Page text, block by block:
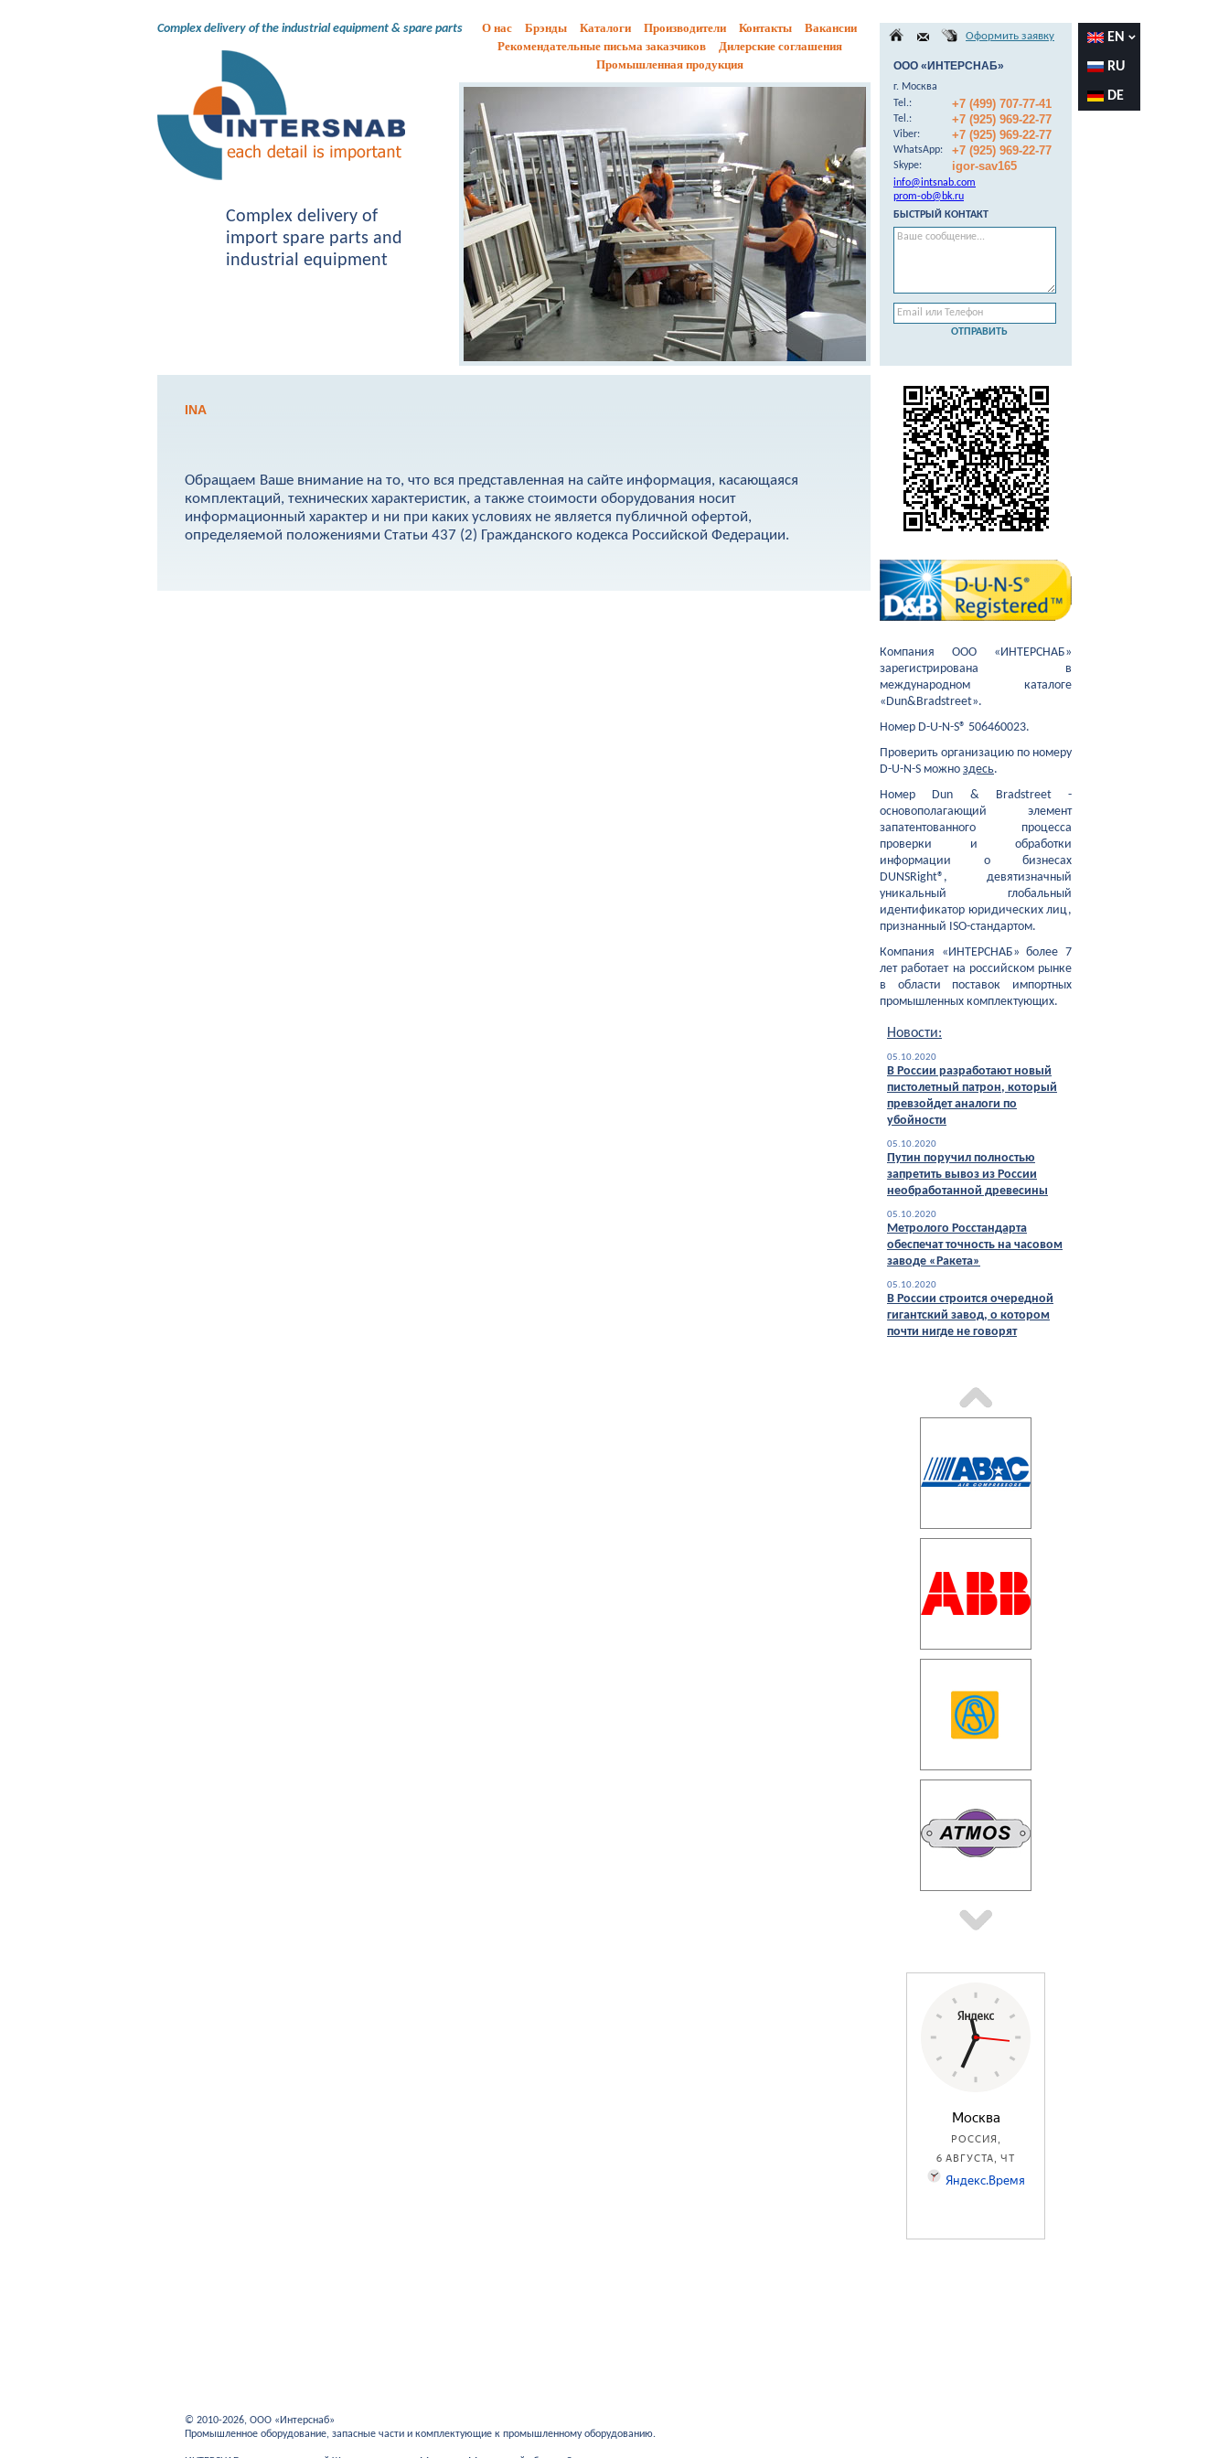
EN
RU
DE
Complex delivery of the industrial equipment & spare parts
Complex delivery of
import spare parts and
industrial equipment
Оформить заявку
ООО «ИНТЕРСНАБ»
г. Москва
Теl.:
+7 (499) 707-77-41
Теl.: +7 (925) 969-22-77
Viber: +7 (925) 969-22-77
WhatsApp: +7 (925) 969-22-77
Skype: igor-sav165
info@intsnab.com
prom-ob@bk.ru
БЫСТРЫЙ КОНТАКТ
ОТПРАВИТЬ
О нас Брэнды Каталоги Производители Контакты
Вакансии
Рекомендательные письма заказчиков
Дилерские соглашения
Промышленная продукция
INA
Обращаем Ваше внимание на то, что вся представленная на сайте информация, касающаяся
комплектаций, технических характеристик, а также стоимости оборудования носит
информационный характер и ни при каких условиях не является публичной офертой,
определяемой положениями Статьи 437 (2) Гражданского кодекса Российской Федерации.
Компания ООО «ИНТЕРСНАБ»
зарегистрирована в
международном каталоге
«Dun&Bradstreet».
Номер D-U-N-S® 506460023.
Проверить организацию по номеру
D-U-N-S можно здесь.
Номер Dun & Bradstreet -
основополагающий элемент
запатентованного процесса
проверки и обработки
информации о бизнесах
DUNSRight®, девятизначный
уникальный глобальный
идентификатор юридических лиц,
признанный ISO-стандартом.
Компания «ИНТЕРСНАБ» более 7
лет работает на российском рынке
в области поставок импортных
промышленных комплектующих.
Новости:
05.10.2020
В России разработают новый
пистолетный патрон, который
превзойдет аналоги по
убойности
05.10.2020
Путин поручил полностью
запретить вывоз из России
необработанной древесины
05.10.2020
Метролого Росстандарта
обеспечат точность на часовом
заводе «Ракета»
05.10.2020
В России строится очередной
гигантский завод, о котором
почти нигде не говорят
© 2010-2026, ООО «Интерснаб»
Промышленное оборудование, запасные части и комплектующие к промышленному оборудованию.